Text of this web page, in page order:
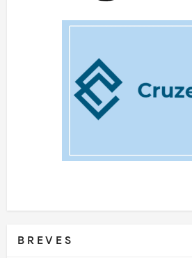
B R E V E S